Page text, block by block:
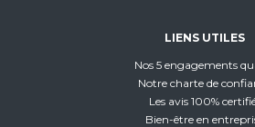
LIENS UTILES
Nos 5 engagements
Notre charte de
Les avis 100%
Bien-être en